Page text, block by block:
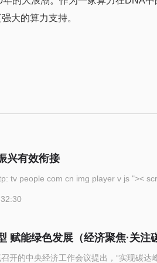
大的算力支持。
兴有效衔接
<script src= "http: tv people com cn img player
赋能绿色发展（经济聚焦·关注
开的中央经济工作会议提出，“实现碳